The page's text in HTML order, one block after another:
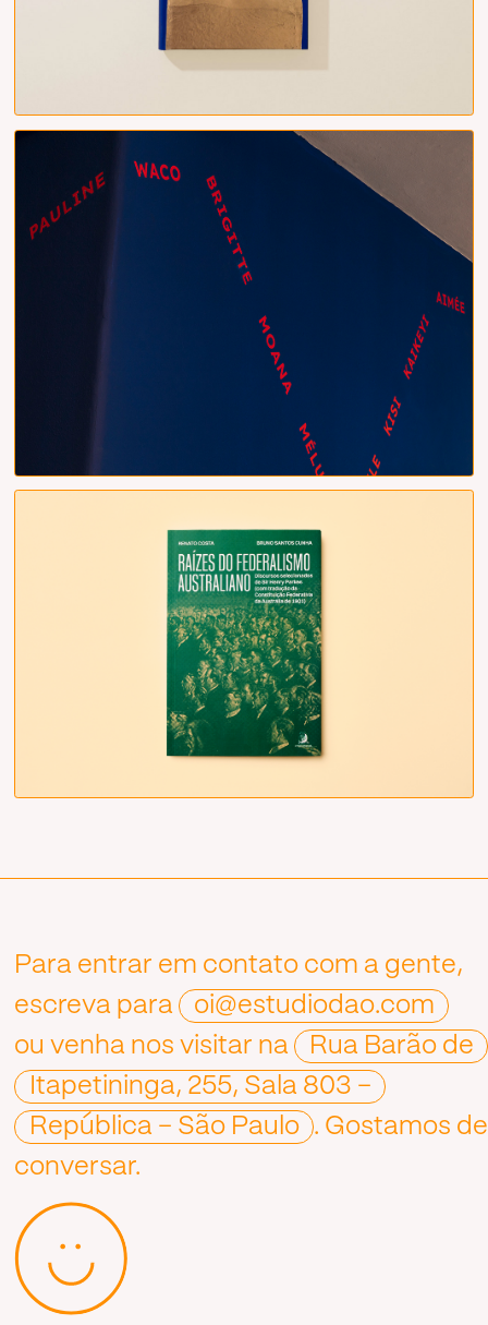
Para entrar em contato com a gente,
escreva para
oi@estudiodao.com
ou venha nos visitar na
Rua Barão de
Itapetininga, 255, Sala 803 –
República – São Paulo
. Gostamos de
conversar.